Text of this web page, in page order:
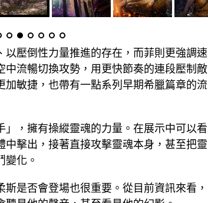
壓倒性力量推進的存在，而菲則更強調速
流暢切換攻勢，用更快節奏的連段壓制敵
加敏捷，也帶有一點系列早期希臘篇章的流
，擁有操縱靈魂的力量。在展示中可以看
擊出，接著直接攻擊靈魂本身，甚至把靈
變化。
是否會登場也很重要。從目前資訊來看，